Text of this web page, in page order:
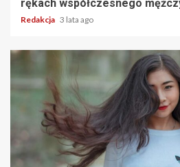
rękach współczesnego
Redakcja 3 lata ago
2 min read